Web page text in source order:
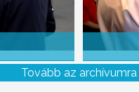
Tovább az archívumra